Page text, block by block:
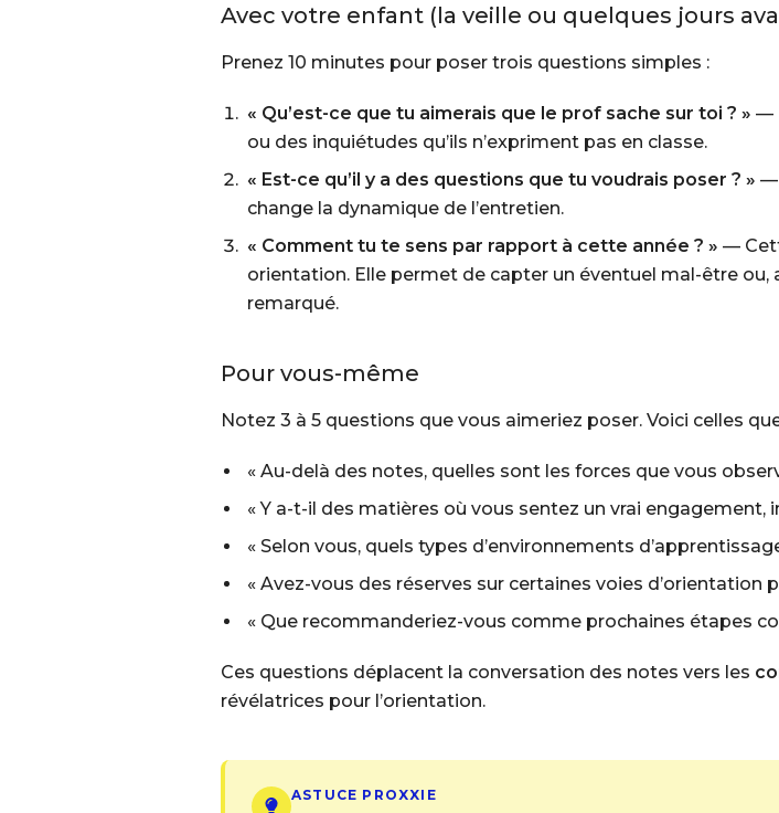
Avec votre enfant (la veille ou quelques jours
Prenez 10 minutes pour poser trois questions simples :
« Qu’est-ce que tu aimerais que le prof sache sur toi ? » —
ou des inquiétudes qu’ils n’expriment pas en classe.
« Est-ce qu’il y a des questions que tu voudrais poser ? » —
change la dynamique de l’entretien.
« Comment tu te sens par rapport à cette année ? » —
orientation. Elle permet de capter un éventuel mal-être ou,
remarqué.
Pour vous-même
Notez 3 à 5 questions que vous aimeriez poser. Voici celles
« Au-delà des notes, quelles sont les forces que vous
« Y a-t-il des matières où vous sentez un vrai
« Selon vous, quels types d’environnements
« Avez-vous des réserves sur certaines voies d’orientation
« Que recommanderiez-vous comme prochaines étapes
Ces questions déplacent la conversation des notes vers les
révélatrices pour l’orientation.
ASTUCE PROXXIE